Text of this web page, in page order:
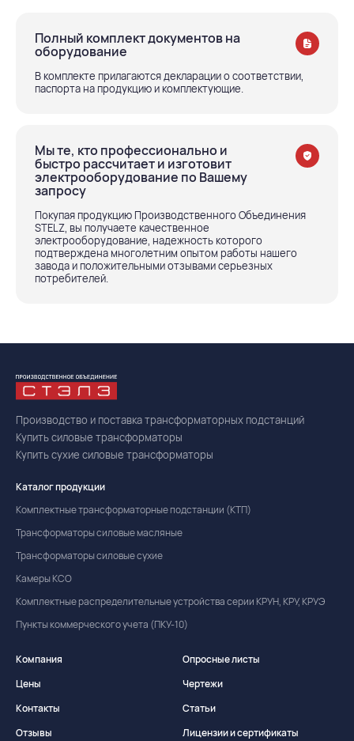
Полный комплект документов на
оборудование
В комплекте прилагаются декларации о соответствии,
паспорта на продукцию и комплектующие.
Мы те, кто профессионально и
быстро рассчитает и изготовит
электрооборудование по Вашему
запросу
Покупая продукцию Производственного Объединения
STELZ, вы получаете качественное
электрооборудование, надежность которого
подтверждена многолетним опытом работы нашего
завода и положительными отзывами серьезных
потребителей.
Производство и поставка трансформаторных подстанций
Купить силовые трансформаторы
Купить сухие силовые трансформаторы
Каталог продукции
Комплектные трансформаторные подстанции (КТП)
Трансформаторы силовые масляные
Трансформаторы силовые сухие
Камеры КСО
Комплектные распределительные устройства серии КРУН, КРУ, КРУЭ
Пункты коммерческого учета (ПКУ-10)
Компания
Цены
Контакты
Отзывы
Опросные листы
Чертежи
Статьи
Лицензии и сертификаты